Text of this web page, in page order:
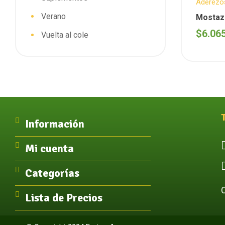
Grs
$
Verano
Vuelta al cole
Información
Mi cuenta
Categorías
Lista de Precios